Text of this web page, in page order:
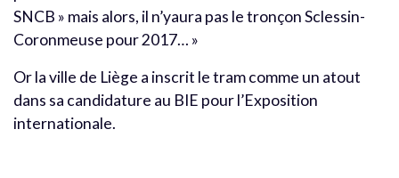
SNCB » mais alors, il n’yaura pas le tronçon Sclessin-
Coronmeuse pour 2017… »
Or la ville de Liège a inscrit le tram comme un atout
dans sa candidature au BIE pour l’Exposition
internationale.